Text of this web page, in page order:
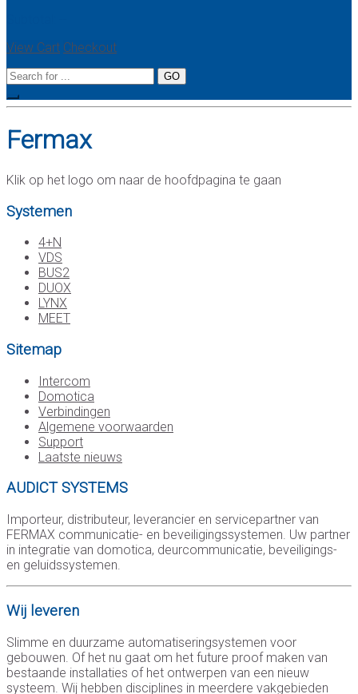
View Cart Checkout
Fermax
Klik op het logo om naar de hoofdpagina te gaan
Systemen
4+N
VDS
BUS2
DUOX
LYNX
MEET
Sitemap
Intercom
Domotica
Verbindingen
Algemene voorwaarden
Support
Laatste nieuws
AUDICT SYSTEMS
Importeur, distributeur, leverancier en servicepartner van
FERMAX communicatie- en beveiligingssystemen. Uw partner
in integratie van domotica, deurcommunicatie, beveiligings-
en geluidssystemen.
Wij leveren
Slimme en duurzame automatiseringsystemen voor
gebouwen. Of het nu gaat om het future proof maken van
bestaande installaties of het ontwerpen van een nieuw
systeem. Wij hebben disciplines in meerdere vakgebieden